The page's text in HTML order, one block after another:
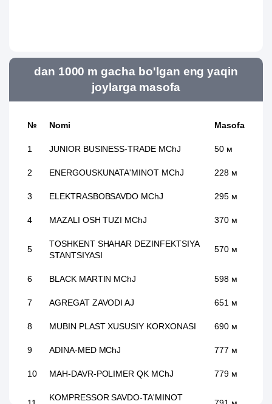
dan 1000 m gacha bo'lgan eng yaqin
joylarga masofa
№ Nomi Masofa
1 JUNIOR BUSINESS-TRADE MChJ 50 м
2 ENERGOUSKUNATA'MINOT MChJ 228 м
3 ELEKTRASBOBSAVDO MChJ 295 м
4 MAZALI OSH TUZI MChJ 370 м
5
TOSHKENT SHAHAR DEZINFEKTSIYA
STANTSIYASI
570 м
6 BLACK MARTIN MChJ 598 м
7 AGREGAT ZAVODI AJ 651 м
8 MUBIN PLAST XUSUSIY KORXONASI 690 м
9 ADINA-MED MChJ 777 м
10 MAH-DAVR-POLIMER QK MChJ 779 м
KOMPRESSOR SAVDO-TA'MINOT